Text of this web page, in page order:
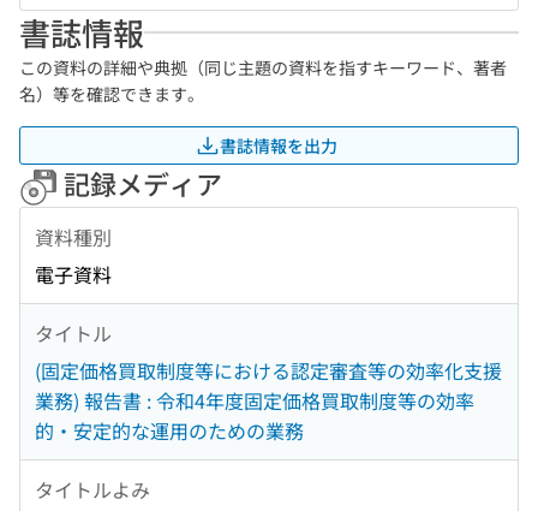
書誌情報
この資料の詳細や典拠（同じ主題の資料を指すキーワード、著者
名）等を確認できます。
書誌情報を出力
記録メディア
資料種別
電子資料
タイトル
(固定価格買取制度等における認定審査等の効率化支援
業務) 報告書 : 令和4年度固定価格買取制度等の効率
的・安定的な運用のための業務
タイトルよみ